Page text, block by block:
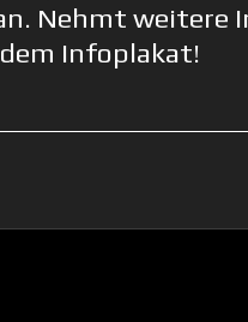
Nehmt weitere
Infoplakat!